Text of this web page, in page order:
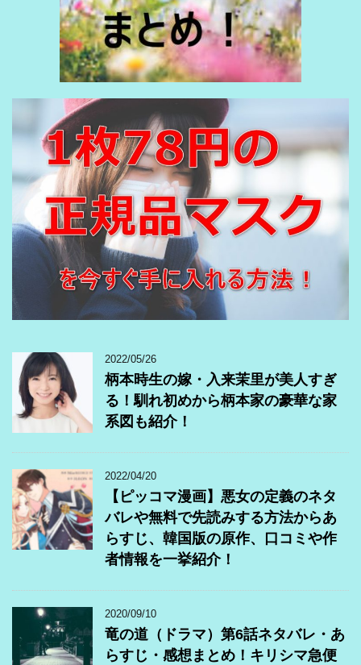
2022/05/26
柄本時生の嫁・入来茉里が美人すぎ
る！馴れ初めから柄本家の豪華な家
系図も紹介！
2022/04/20
【ピッコマ漫画】悪女の定義のネタ
バレや無料で先読みする方法からあ
らすじ、韓国版の原作、口コミや作
者情報を一挙紹介！
2020/09/10
竜の道（ドラマ）第6話ネタバレ・あ
らすじ・感想まとめ！キリシマ急便